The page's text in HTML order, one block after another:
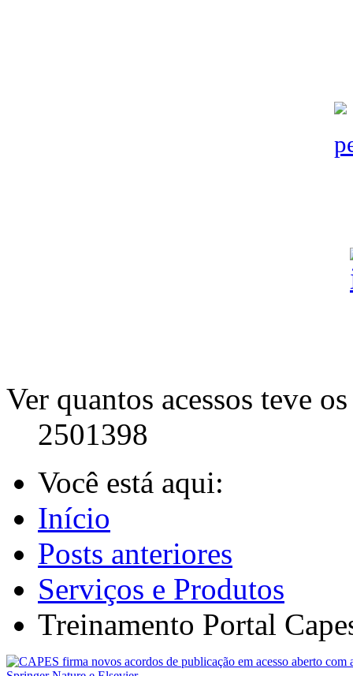
Ver quantos acessos teve
2501398
Você está aqui:
Início
Posts anteriores
Serviços e Produtos
Treinamento Portal